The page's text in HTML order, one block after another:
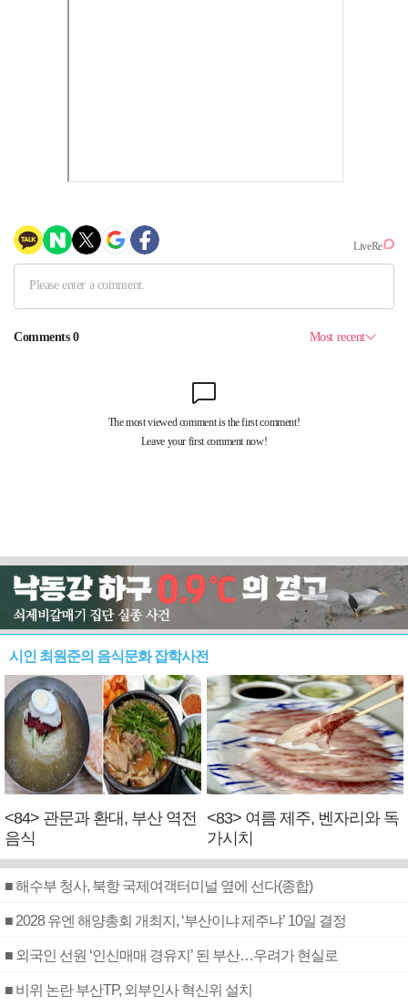
시인 최원준의 음식문화 잡학사전
<84> 관문과 환대, 부산 역전
음식
<83> 여름 제주, 벤자리와 독
가시치
■ 해수부 청사, 북항 국제여객터미널 옆에 선다(종합)
■ 2028 유엔 해양총회 개최지, ‘부산이냐 제주냐’ 10일 결정
■ 외국인 선원 ‘인신매매 경유지’ 된 부산…우려가 현실로
■ 비위 논란 부산TP, 외부인사 혁신위 설치